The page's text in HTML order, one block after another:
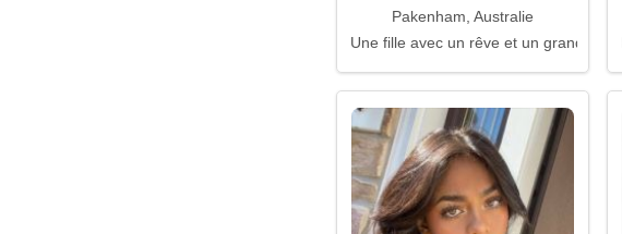
Pakenham, Australie
Une fille avec un rêve et un grand